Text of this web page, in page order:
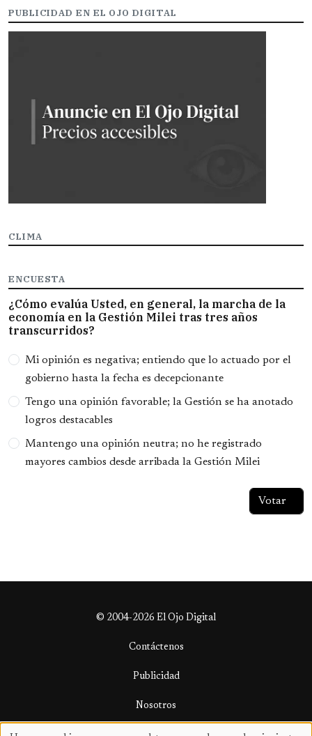
PUBLICIDAD EN EL OJO DIGITAL
CLIMA
ENCUESTA
¿Cómo evalúa Usted, en general, la marcha de la
economía en la Gestión Milei tras tres años
transcurridos?
Opciones
Mi opinión es negativa; entiendo que lo actuado por el
gobierno hasta la fecha es decepcionante
Tengo una opinión favorable; la Gestión se ha anotado
logros destacables
Mantengo una opinión neutra; no he registrado
mayores cambios desde arribada la Gestión Milei
© 2004-2026 El Ojo Digital
Contáctenos
Publicidad
Nosotros